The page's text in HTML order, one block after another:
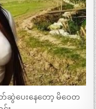
ပေးနေတော့ မိဝေတ